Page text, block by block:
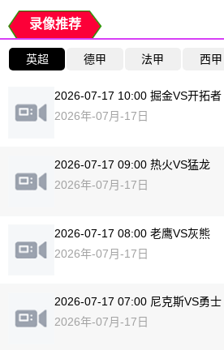
录像推荐
英超 德甲 法甲 西甲
2026-07-17 10:00 掘金VS开拓者
2026年-07月-17日
2026-07-17 09:00 热火VS猛龙
2026年-07月-17日
2026-07-17 08:00 老鹰VS灰熊
2026年-07月-17日
2026-07-17 07:00 尼克斯VS勇士
2026年-07月-17日